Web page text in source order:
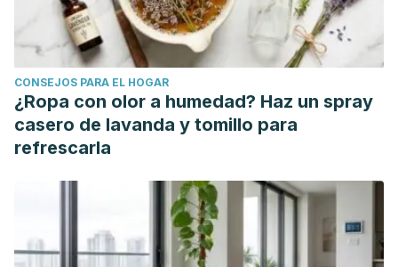
CONSEJOS PARA EL HOGAR
¿Ropa con olor a humedad? Haz un spray
casero de lavanda y tomillo para
refrescarla